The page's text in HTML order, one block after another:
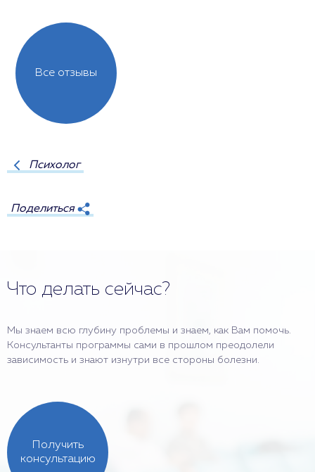
Все отзывы
Психолог
Поделиться
Что делать сейчас?
Мы знаем всю глубину проблемы и знаем, как Вам помочь.
Консультанты программы сами в прошлом преодолели
зависимость и знают изнутри все стороны болезни.
Получить
консультацию